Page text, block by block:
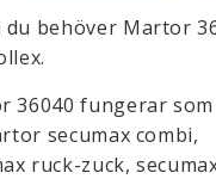
du behöver Martor
36040 fungerar
secumax combi,
ruck-zuck,